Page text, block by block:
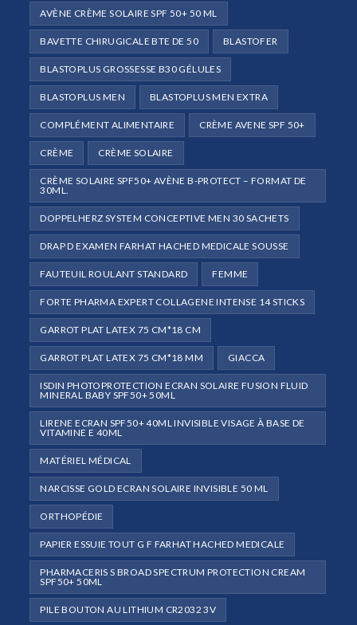
AVÈNE CRÈME SOLAIRE SPF 50+ 50 ML
BAVETTE CHIRUGICALE BTE DE 50 BLASTOFER
BLASTOPLUS GROSSESSE B30 GÉLULES
BLASTOPLUS MEN BLASTOPLUS MEN EXTRA
COMPLÉMENT ALIMENTAIRE CRÈME AVENE SPF 50+
CRÈME CRÈME SOLAIRE
CRÈME SOLAIRE SPF50+ AVÈNE B-PROTECT – FORMAT DE
30ML.
DOPPELHERZ SYSTEM CONCEPTIVE MEN 30 SACHETS
DRAP D EXAMEN FARHAT HACHED MEDICALE SOUSSE
FAUTEUIL ROULANT STANDARD FEMME
FORTE PHARMA EXPERT COLLAGENE INTENSE 14 STICKS
GARROT PLAT LATEX 75 CM*18 CM
GARROT PLAT LATEX 75 CM*18 MM GIACCA
ISDIN PHOTOPROTECTION ECRAN SOLAIRE FUSION FLUID
MINERAL BABY SPF50+ 50ML
LIRENE ECRAN SPF50+ 40ML INVISIBLE VISAGE À BASE DE
VITAMINE E 40ML
MATÉRIEL MÉDICAL
NARCISSE GOLD ECRAN SOLAIRE INVISIBLE 50 ML
ORTHOPÉDIE
PAPIER ESSUIE TOUT G F FARHAT HACHED MEDICALE
PHARMACERIS S BROAD SPECTRUM PROTECTION CREAM
SPF50+ 50ML
PILE BOUTON AU LITHIUM CR2032 3V